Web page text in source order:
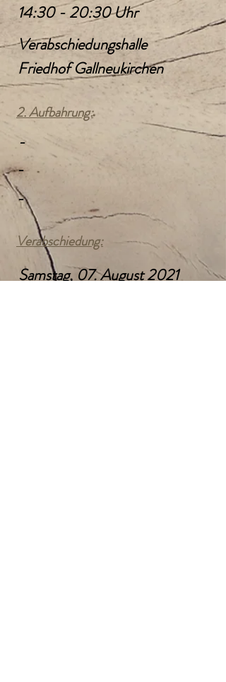
14:30 - 20:30 Uhr
Verabschiedungshalle
Friedhof Gallneukirchen
2. Aufbahrung:
-
-
-
Verabschiedung:
Samstag, 07. August 2021